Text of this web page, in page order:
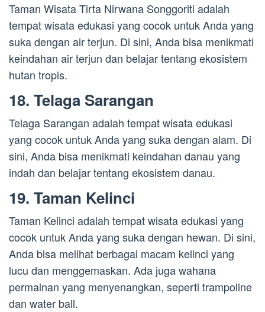
Taman Wisata Tirta Nirwana Songgoriti adalah
tempat wisata edukasi yang cocok untuk Anda yang
suka dengan air terjun. Di sini, Anda bisa menikmati
keindahan air terjun dan belajar tentang ekosistem
hutan tropis.
18. Telaga Sarangan
Telaga Sarangan adalah tempat wisata edukasi
yang cocok untuk Anda yang suka dengan alam. Di
sini, Anda bisa menikmati keindahan danau yang
indah dan belajar tentang ekosistem danau.
19. Taman Kelinci
Taman Kelinci adalah tempat wisata edukasi yang
cocok untuk Anda yang suka dengan hewan. Di sini,
Anda bisa melihat berbagai macam kelinci yang
lucu dan menggemaskan. Ada juga wahana
permainan yang menyenangkan, seperti trampoline
dan water ball.